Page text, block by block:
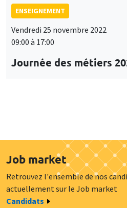
ENSEIGNEMENT
Vendredi 25 novembre 2022
09:00 à 17:00
Journée des métiers
Job market
Retrouvez l'ensemble de nos
actuellement sur le Job market
Candidats